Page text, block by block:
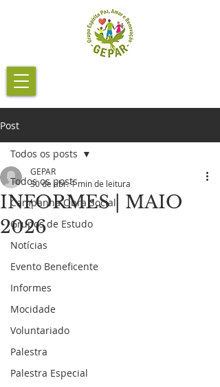
Post
Todos os posts
Campanha Obra Social
Grupos de Estudo
Notícias
Evento Beneficente
Informes
Mocidade
Voluntariado
Palestra
Palestra Especial
Todos os posts
INFORMES | MAIO
2026
GEPAR
30 de abr.1 min de leitura